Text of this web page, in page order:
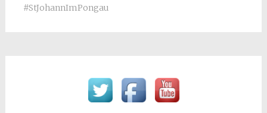
#StJohannImPongau